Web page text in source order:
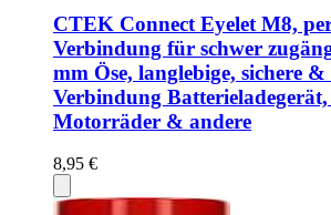
CTEK Connect Eyelet M8,
Verbindung für schwer
mm Öse, langlebige, sichere &
Verbindung
Motorräder & andere
8,95 €